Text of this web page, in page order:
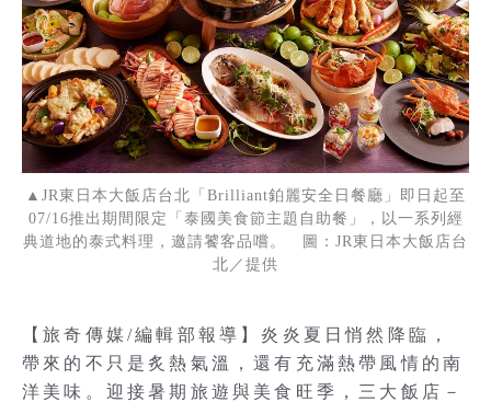
▲JR東日本大飯店台北「Brilliant鉑麗安全日餐廳」即日起至
07/16推出期間限定「泰國美食節主題自助餐」，以一系列經
典道地的泰式料理，邀請饕客品嚐。 圖：JR東日本大飯店台
北／提供
【旅奇傳媒/編輯部報導】炎炎夏日悄然降臨，
帶來的不只是炙熱氣溫，還有充滿熱帶風情的南
洋美味。迎接暑期旅遊與美食旺季，三大飯店－